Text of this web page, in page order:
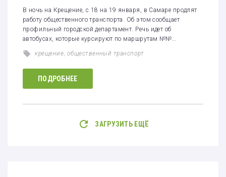
В ночь на Крещение, с 18 на 19 января, в Самаре продлят
работу общественного транспорта. Об этом сообщает
профильный городской департамент. Речь идет об
автобусах, которые курсируют по маршрутам №№…
крещение, общественный транспорт
ПОДРОБНЕЕ
ЗАГРУЗИТЬ ЕЩЁ